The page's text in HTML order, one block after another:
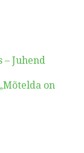
Juhend
on